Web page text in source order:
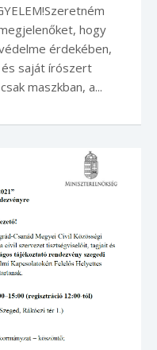
hogy
érdekében,
saját írószert
maszkban, a...